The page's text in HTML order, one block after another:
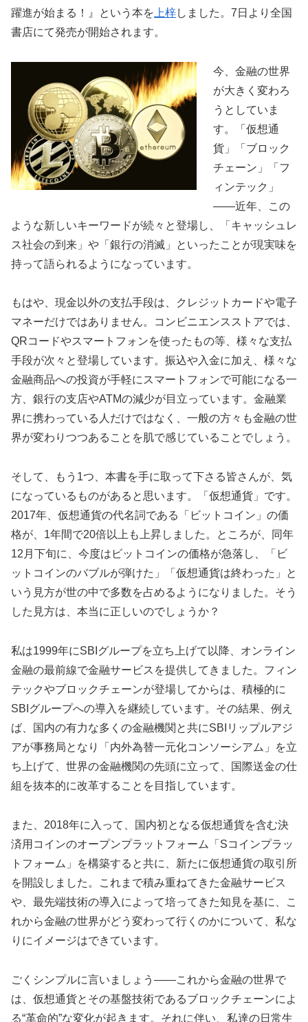
躍進が始まる！』という本を 上梓しました。7日より全国
書店にて発売が開始されます。
今、金融の世界
が大きく変わろ
うとしていま
す。「仮想通
貨」「ブロック
チェーン」「フ
ィンテック」
――近年、この
ような新しいキーワードが続々と登場し、「キャッシュレ
ス社会の到来」や「銀行の消滅」といったことが現実味を
持って語られるようになっています。
もはや、現金以外の支払手段は、クレジットカードや電子
マネーだけではありません。コンビニエンスストアでは、
QRコードやスマートフォンを使ったもの等、様々な支払
手段が次々と登場しています。振込や入金に加え、様々な
金融商品への投資が手軽にスマートフォンで可能になる一
方、銀行の支店やATMの減少が目立っています。金融業
界に携わっている人だけではなく、一般の方々も金融の世
界が変わりつつあることを肌で感じていることでしょう。
そして、もう1つ、本書を手に取って下さる皆さんが、気
になっているものがあると思います。「仮想通貨」です。
2017年、仮想通貨の代名詞である「ビットコイン」の価
格が、1年間で20倍以上も上昇しました。ところが、同年
12月下旬に、今度はビットコインの価格が急落し、「ビ
ットコインのバブルが弾けた」「仮想通貨は終わった」と
いう見方が世の中で多数を占めるようになりました。そう
した見方は、本当に正しいのでしょうか？
私は1999年にSBIグループを立ち上げて以降、オンライン
金融の最前線で金融サービスを提供してきました。フィン
テックやブロックチェーンが登場してからは、積極的に
SBIグループへの導入を継続しています。その結果、例え
ば、国内の有力な多くの金融機関と共にSBIリップルアジ
アが事務局となり「内外為替一元化コンソーシアム」を立
ち上げて、世界の金融機関の先頭に立って、国際送金の仕
組を抜本的に改革することを目指しています。
また、2018年に入って、国内初となる仮想通貨を含む決
済用コインのオープンプラットフォーム「Sコインプラッ
トフォーム」を構築すると共に、新たに仮想通貨の取引所
を開設しました。これまで積み重ねてきた金融サービス
や、最先端技術の導入によって培ってきた知見を基に、こ
れから金融の世界がどう変わって行くのかについて、私な
りにイメージはできています。
ごくシンプルに言いましょう――これから金融の世界で
は、仮想通貨とその基盤技術であるブロックチェーンによ
る“革命的”な変化が起きます。それに伴い、私達の日常生